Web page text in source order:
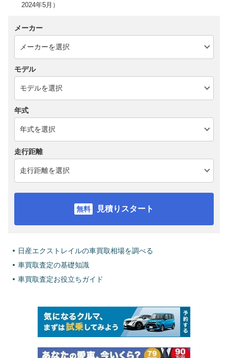
2024年5月）
メーカー
モデル
年式
走行距離
見積りスタート
日産エクストレイルの車買取相場を調べる
車買取査定の基礎知識
車買取査定お役立ちガイド